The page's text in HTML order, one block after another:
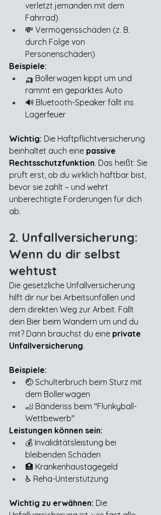
verletzt jemanden mit dem
Fahrrad)
💸 Vermögensschäden (z. B.
durch Folge von
Personenschäden)
Beispiele:
🛺 Bollerwagen kippt um und
rammt ein geparktes Auto
🔊 Bluetooth-Speaker fällt ins
Lagerfeuer
Wichtig: Die Haftpflichtversicherung
beinhaltet auch eine passive
Rechtsschutzfunktion. Das heißt: Sie
prüft erst, ob du wirklich haftbar bist,
bevor sie zahlt – und wehrt
unberechtigte Forderungen für dich
ab.
2. Unfallversicherung:
Wenn du dir selbst
wehtust
Die gesetzliche Unfallversicherung
hilft dir nur bei Arbeitsunfällen und
dem direkten Weg zur Arbeit. Fällt
dein Bier beim Wandern um und du
mit? Dann brauchst du eine private
Unfallversicherung.
Beispiele:
🤕 Schulterbruch beim Sturz mit
dem Bollerwagen
🦶 Bänderiss beim "Flunkyball-
Wettbewerb"
Leistungen können sein:
💰 Invaliditätsleistung bei
bleibenden Schäden
🏥 Krankenhaustagegeld
♿ Reha-Unterstützung
Wichtig zu erwähnen: Die